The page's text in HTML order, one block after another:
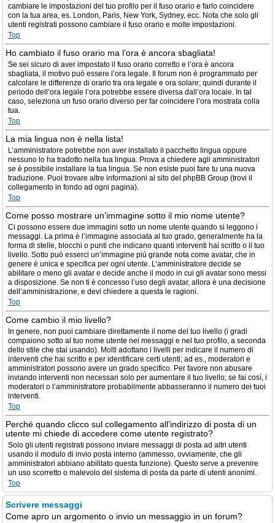
cambiare le impostazioni del tuo profilo per il fuso orario e farlo coincidere
con la tua area, es. London, Paris, New York, Sydney, ecc. Nota che solo gli
utenti registrati possono cambiare il fuso orario e molte impostazioni.
Top
Ho cambiato il fuso orario ma l’ora è ancora sbagliata!
Se sei sicuro di aver impostato il fuso orario corretto e l’ora è ancora
sbagliata, il motivo può essere l’ora legale. Il forum non è programmato per
calcolare le differenze di orario tra ora legale e ora solare; quindi durante il
periodo dell’ora legale l’ora potrebbe essere diversa dall’ora locale. In tal
caso, seleziona un fuso orario diverso per far coincidere l’ora mostrata colla
tua.
Top
La mia lingua non è nella lista!
L’amministratore potrebbe non aver installato il pacchetto lingua oppure
nessuno lo ha tradotto nella tua lingua. Prova a chiedere agli amministratori
se è possibile installare la tua lingua. Se non esiste puoi fare tu una nuova
traduzione. Puoi trovare altre informazioni al sito del phpBB Group (trovi il
collegamento in fondo ad ogni pagina).
Top
Come posso mostrare un’immagine sotto il mio nome utente?
Ci possono essere due immagini sotto un nome utente quando si leggono i
messaggi. La prima è l’immagine associata al tuo grado, generalmente ha la
forma di stelle, blocchi o punti che indicano quanti interventi hai scritto o il tuo
livello. Sotto può esserci un’immagine più grande nota come avatar, che in
genere è unica e specifica per ogni utente. L’amministratore decide se
abilitare o meno gli avatar e decide anche il modo in cui gli avatar sono messi
a disposizione. Se non ti è concesso l’uso degli avatar, allora è una decisione
dell’amministrazione, e devi chiedere a questa le ragioni.
Top
Come cambio il mio livello?
In genere, non puoi cambiare direttamente il nome del tuo livello (i gradi
compaiono sotto al tuo nome utente nei messaggi e nel tuo profilo, a seconda
dello stile che stai usando). Molti adottano i livelli per indicare il numero di
interventi che hai scritto e per identificare certi utenti; ad es., moderatori e
amministratori possono avere un grado specifico. Per favore non abusare
inviando interventi non necessari solo per aumentare il tuo livello; se fai così, i
moderatori o l’amministratore probabilmente abbasseranno il numero dei tuoi
interventi.
Top
Perché quando clicco sul collegamento all’indirizzo di posta di un
utente mi chiede di accedere come utente registrato?
Solo gli utenti registrati possono inviare messaggi di posta ad altri utenti
usando il modulo di invio posta interno (ammesso, ovviamente, che gli
amministratori abbiano abilitato questa funzione). Questo serve a prevenire
un uso scorretto o malevolo del sistema di posta da parte di utenti anonimi.
Top
Scrivere messaggi
Come apro un argomento o invio un messaggio in un forum?